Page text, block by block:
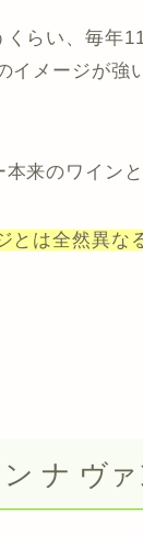
らい、毎年
イメージが強
来のワイン
とは全然異な
ナ ヴァ